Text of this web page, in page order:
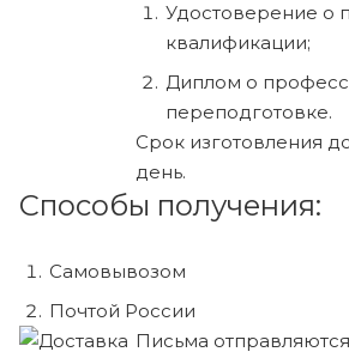
Удостоверение о
квалификации;
Диплом о
переподготовке.
Срок изготовления
день.
Способы получения:
Самовывозом
Почтой России
Письма